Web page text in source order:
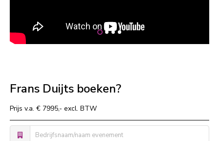
Frans Duijts boeken?
Prijs v.a. € 7995,- excl. BTW